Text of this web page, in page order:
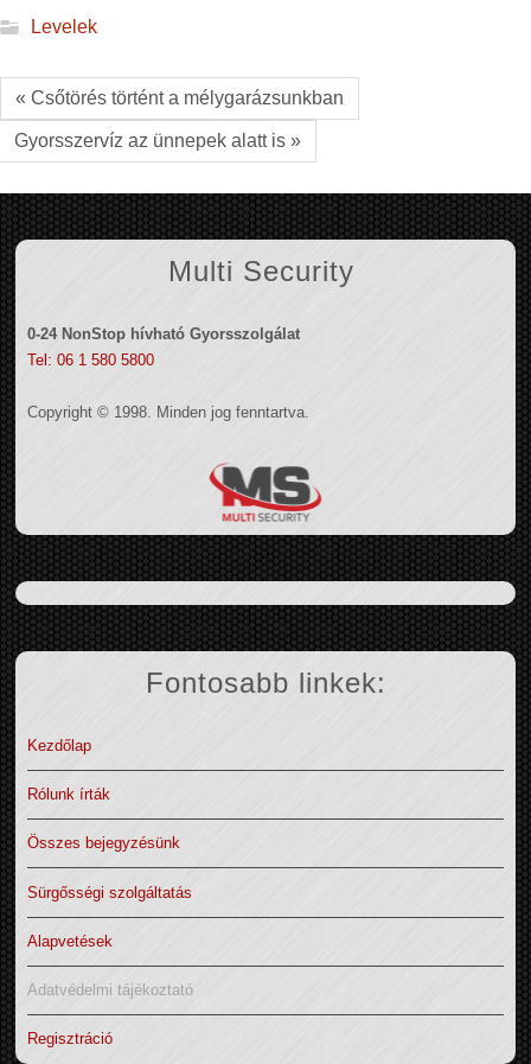
Levelek
« Csőtörés történt a mélygarázsunkban
Gyorsszervíz az ünnepek alatt is »
Multi Security
0-24 NonStop hívható Gyorsszolgálat
Tel: 06 1 580 5800
Copyright © 1998. Minden jog fenntartva.
Fontosabb linkek:
Kezdőlap
Rólunk írták
Összes bejegyzésünk
Sürgősségi szolgáltatás
Alapvetések
Adatvédelmi tájékoztató
Regisztráció